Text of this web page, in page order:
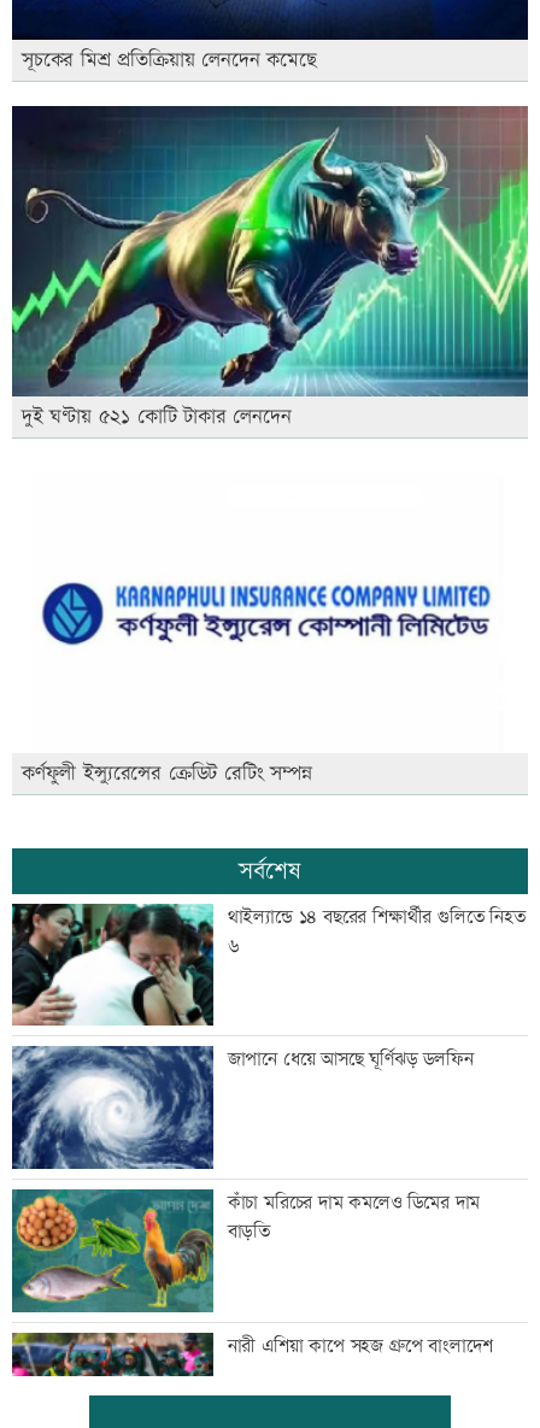
সূচকের মিশ্র প্রতিক্রিয়ায় লেনদেন কমেছে
দুই ঘণ্টায় ৫২১ কোটি টাকার লেনদেন
কর্ণফুলী ইন্স্যুরেন্সের ক্রেডিট রেটিং সম্পন্ন
সর্বশেষ
থাইল্যান্ডে ১৪ বছরের শিক্ষার্থীর গুলিতে নিহত
৬
জাপানে ধেয়ে আসছে ঘূর্ণিঝড় ডলফিন
কাঁচা মরিচের দাম কমলেও ডিমের দাম
বাড়তি
নারী এশিয়া কাপে সহজ গ্রুপে বাংলাদেশ